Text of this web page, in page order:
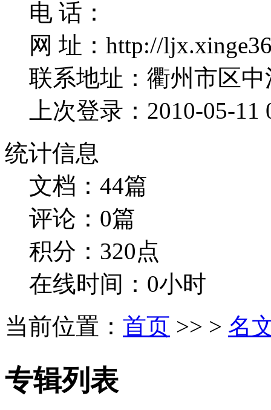
电 话：
网 址：http://
联系地址：衢州市区中
上次登录：2010-05-11
统计信息
文档：44篇
评论：0篇
积分：320点
在线时间：0小时
当前位置： 首页 >> > 名
专辑列表